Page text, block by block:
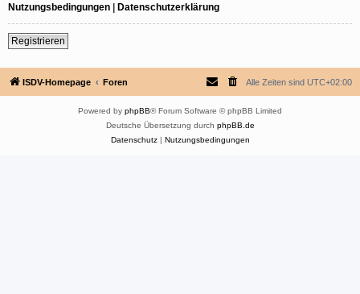
Nutzungsbedingungen | Datenschutzerklärung
Registrieren
ISDV-Homepage Foren Alle Zeiten sind UTC+02:00
Powered by phpBB® Forum Software © phpBB Limited
Deutsche Übersetzung durch phpBB.de
Datenschutz| Nutzungsbedingungen